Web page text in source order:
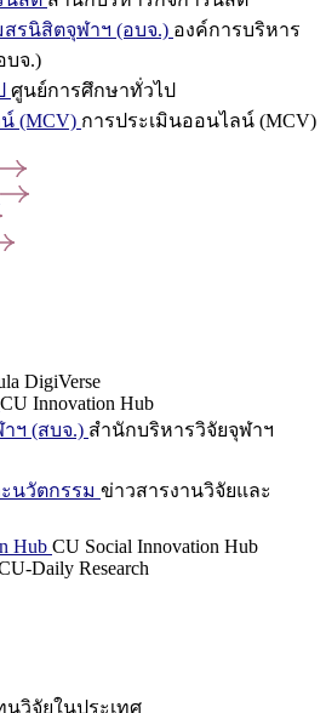
รนิสิตจุฬาฯ (อบจ.) องค์การบริหาร
บจ.)
ศูนย์การศึกษาทั่วไป
(MCV) การประเมินออนไลน์ (MCV)
DigiVerse
CU Innovation Hub
ฯ (สบจ.) สำนักบริหารวิจัยจุฬาฯ
นวัตกรรม ข่าวสารงานวิจัยและ
Hub CU Social Innovation Hub
Daily Research
นวิจัยในประเทศ